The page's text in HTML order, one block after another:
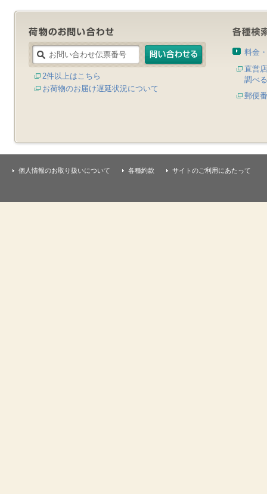
2件以上はこちら
お荷物のお届け遅延状況について
料金
直営
調べる
郵便
個人情報のお取り扱いについて 各種約款 サイトのご利用にあたって